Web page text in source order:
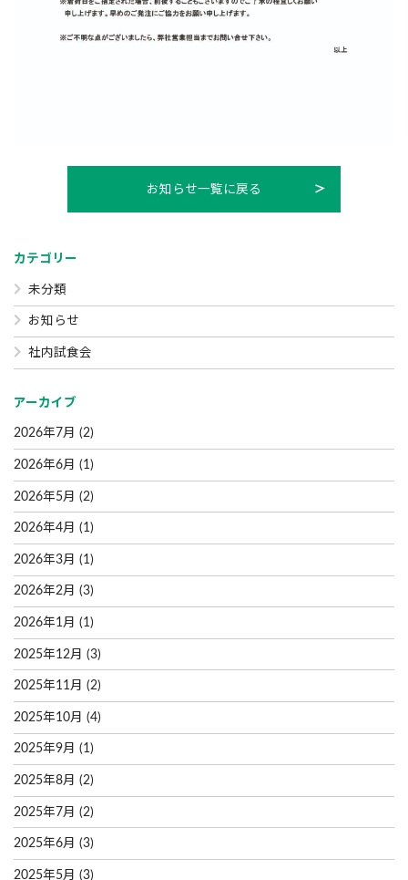
お知らせ一覧に戻る
カテゴリー
未分類
お知らせ
社内試食会
アーカイブ
2026年7月 (2)
2026年6月 (1)
2026年5月 (2)
2026年4月 (1)
2026年3月 (1)
2026年2月 (3)
2026年1月 (1)
2025年12月 (3)
2025年11月 (2)
2025年10月 (4)
2025年9月 (1)
2025年8月 (2)
2025年7月 (2)
2025年6月 (3)
2025年5月 (3)